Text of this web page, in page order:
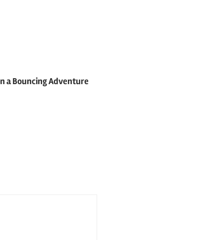
a Bouncing Adventure